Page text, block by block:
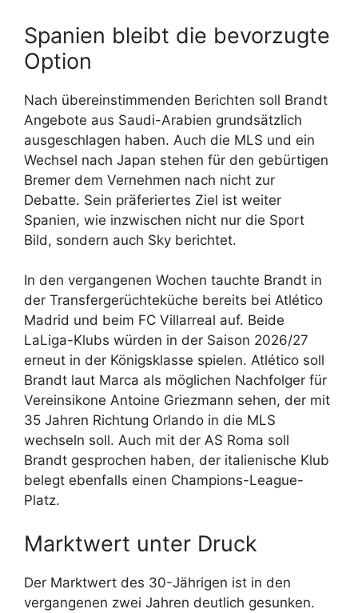
Spanien bleibt die bevorzugte
Option
Nach übereinstimmenden Berichten soll Brandt
Angebote aus Saudi-Arabien grundsätzlich
ausgeschlagen haben. Auch die MLS und ein
Wechsel nach Japan stehen für den gebürtigen
Bremer dem Vernehmen nach nicht zur
Debatte. Sein präferiertes Ziel ist weiter
Spanien, wie inzwischen nicht nur die Sport
Bild, sondern auch Sky berichtet.
In den vergangenen Wochen tauchte Brandt in
der Transfergerüchteküche bereits bei Atlético
Madrid und beim FC Villarreal auf. Beide
LaLiga-Klubs würden in der Saison 2026/27
erneut in der Königsklasse spielen. Atlético soll
Brandt laut Marca als möglichen Nachfolger für
Vereinsikone Antoine Griezmann sehen, der mit
35 Jahren Richtung Orlando in die MLS
wechseln soll. Auch mit der AS Roma soll
Brandt gesprochen haben, der italienische Klub
belegt ebenfalls einen Champions-League-
Platz.
Marktwert unter Druck
Der Marktwert des 30-Jährigen ist in den
vergangenen zwei Jahren deutlich gesunken.